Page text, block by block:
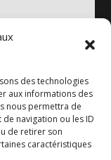
des technologies
aux informations des
nous permettra de
navigation ou les ID
de retirer son
caractéristiques